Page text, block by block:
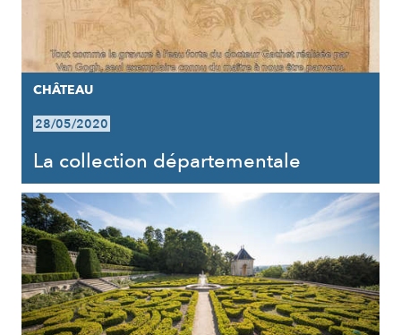
CHÂTEAU
28/05/2020
La collection départementale